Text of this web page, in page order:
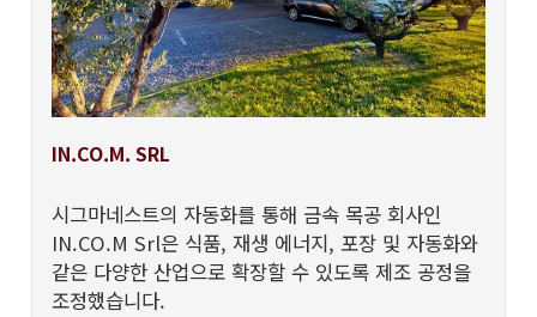
IN.CO.M. SRL
시그마네스트의 자동화를 통해 금속 목공 회사인
IN.CO.M Srl은 식품, 재생 에너지, 포장 및 자동화와
같은 다양한 산업으로 확장할 수 있도록 제조 공정을
조정했습니다.